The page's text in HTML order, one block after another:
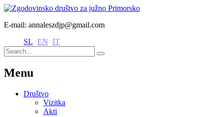
E-mail: annaleszdjp@gmail.com
SL EN IT
Menu
Društvo
Vizitka
Akti